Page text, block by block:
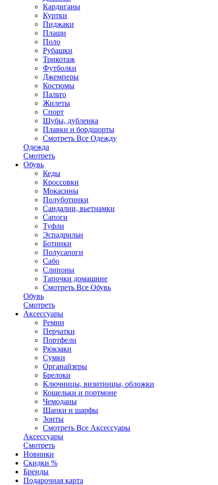
Кардиганы
Куртки
Пиджаки
Плащи
Поло
Рубашки
Трикотаж
Футболки
Джемперы
Костюмы
Пальто
Жилеты
Спорт
Шубы, дубленка
Плавки и бордшорты
Смотреть Все Одежду
Одежда
Смотреть
Обувь
Кеды
Кроссовки
Мокасины
Полуботинки
Сандалии, вьетнамки
Сапоги
Туфли
Эспадрильи
Ботинки
Полусапоги
Сабо
Слипоны
Тапочки домашние
Смотреть Все Обувь
Обувь
Смотреть
Аксесcуары
Ремни
Перчатки
Портфели
Рюкзаки
Сумки
Органайзеры
Брелоки
Ключницы, визитницы, обложки
Кошельки и портмоне
Чемоданы
Шапки и шарфы
Зонты
Смотреть Все Аксесcуары
Аксесcуары
Смотреть
Новинки
Скидки %
Бренды
Подарочная карта